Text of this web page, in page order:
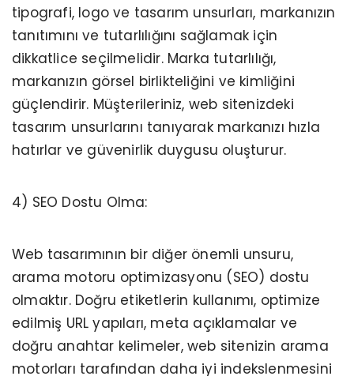
tipografi, logo ve tasarım unsurları, markanızın
tanıtımını ve tutarlılığını sağlamak için
dikkatlice seçilmelidir. Marka tutarlılığı,
markanızın görsel birlikteliğini ve kimliğini
güçlendirir. Müşterileriniz, web sitenizdeki
tasarım unsurlarını tanıyarak markanızı hızla
hatırlar ve güvenirlik duygusu oluşturur.
4) SEO Dostu Olma:
Web tasarımının bir diğer önemli unsuru,
arama motoru optimizasyonu (SEO) dostu
olmaktır. Doğru etiketlerin kullanımı, optimize
edilmiş URL yapıları, meta açıklamalar ve
doğru anahtar kelimeler, web sitenizin arama
motorları tarafından daha iyi indekslenmesini